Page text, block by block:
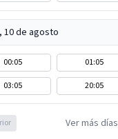
10 de agosto
00:05 01:05
03:05
20:05
Ver más días